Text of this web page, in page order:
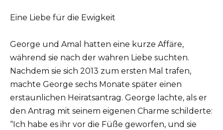
Eine Liebe für die Ewigkeit
George und Amal hatten eine kurze Affäre,
während sie nach der wahren Liebe suchten.
Nachdem sie sich 2013 zum ersten Mal trafen,
machte George sechs Monate später einen
erstaunlichen Heiratsantrag. George lachte, als er
den Antrag mit seinem eigenen Charme schilderte:
“Ich habe es ihr vor die Füße geworfen, und sie